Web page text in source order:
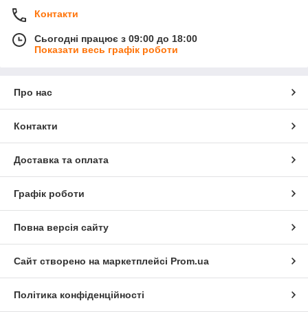
Контакти
Сьогодні працює з 09:00 до 18:00
Показати весь графік роботи
Про нас
Контакти
Доставка та оплата
Графік роботи
Повна версія сайту
Сайт створено на маркетплейсі Prom.ua
Політика конфіденційності